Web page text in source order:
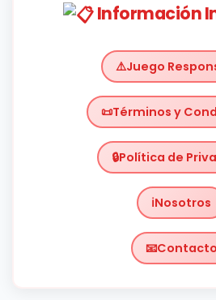
Información
Juego
Términos y
Política de
Nosotros
Contacto